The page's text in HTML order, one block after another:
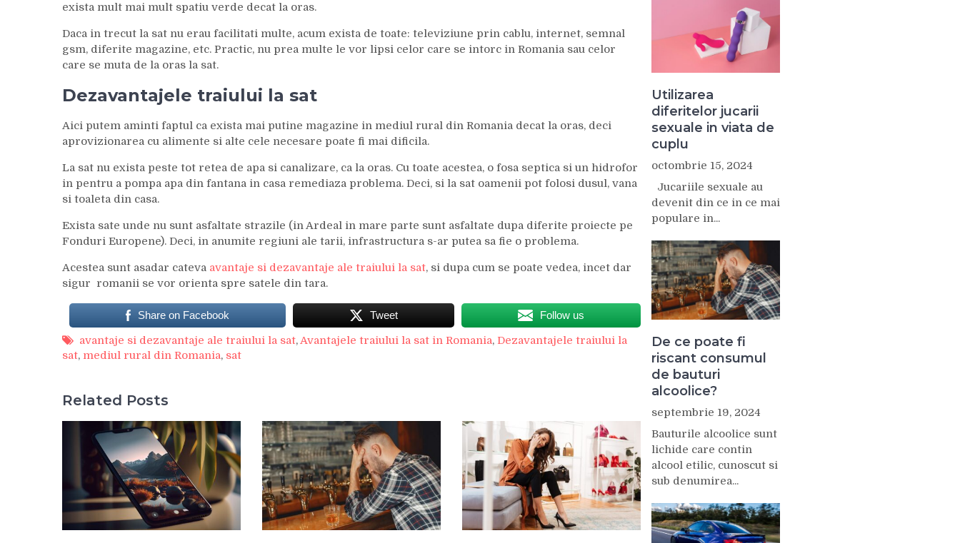
exista mult mai mult spatiu verde decat la oras.
Daca in trecut la sat nu erau facilitati multe, acum exista de toate: televiziune prin cablu, internet, semnal
gsm, diferite magazine, etc. Practic, nu prea multe le vor lipsi celor care se intorc in Romania sau celor
care se muta de la oras la sat.
Dezavantajele traiului la sat
Aici putem aminti faptul ca exista mai putine magazine in mediul rural din Romania decat la oras, deci
aprovizionarea cu alimente si alte cele necesare poate fi mai dificila.
La sat nu exista peste tot retea de apa si canalizare, ca la oras. Cu toate acestea, o fosa septica si un hidrofor
in pentru a pompa apa din fantana in casa remediaza problema. Deci, si la sat oamenii pot folosi dusul, vana
si toaleta din casa.
Exista sate unde nu sunt asfaltate strazile (in Ardeal in mare parte sunt asfaltate dupa diferite proiecte pe
Fonduri Europene). Deci, in anumite regiuni ale tarii, infrastructura s-ar putea sa fie o problema.
Acestea sunt asadar cateva avantaje si dezavantaje ale traiului la sat, si dupa cum se poate vedea, incet dar
sigur romanii se vor orienta spre satele din tara.
Share on Facebook Tweet Follow us
avantaje si dezavantaje ale traiului la sat,Avantajele traiului la sat in Romania, Dezavantajele traiului la
sat, mediul rural din Romania, sat
Related Posts
Utilizarea
diferitelor jucarii
sexuale in viata de
cuplu
octombrie 15, 2024
Jucariile sexuale au
devenit din ce in ce mai
populare in...
De ce poate fi
riscant consumul
de bauturi
alcoolice?
septembrie 19, 2024
Bauturile alcoolice sunt
lichide care contin
alcool etilic, cunoscut si
sub denumirea...